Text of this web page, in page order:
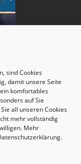
sind Cookies
damit unsere Seite
komfortables
auf Sie
all unseren Cookies
mehr vollständig
Mehr
.